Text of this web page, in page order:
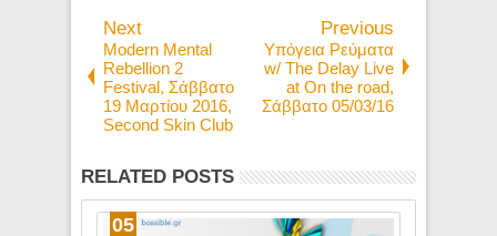
Next
Modern Mental
Rebellion 2
Festival, Σάββατο
19 Μαρτίου 2016,
Second Skin Club
Previous
Υπόγεια Ρεύματα
w/ The Delay Live
at On the road,
Σάββατο 05/03/16
RELATED POSTS
05